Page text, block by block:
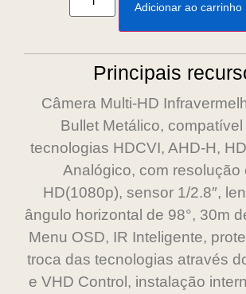
Adicionar ao carrinho
Principais
Câmera Multi-HD
Bullet Metálico,
tecnologias HDCVI, AHD-H,
Analógico, com resolução
HD(1080p), sensor 1/2.8″,
ângulo horizontal de 98°, 30m
Menu OSD, IR Inteligente,
troca das tecnologias através
e VHD Control, instalação